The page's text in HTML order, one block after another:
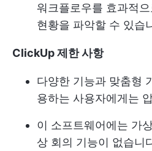
워크플로우를 효과적
현황을 파악할 수 있습
ClickUp 제한 사항
다양한 기능과 맞춤형
용하는 사용자에게는
이 소프트웨어에는 가
상 회의 기능이 없습니